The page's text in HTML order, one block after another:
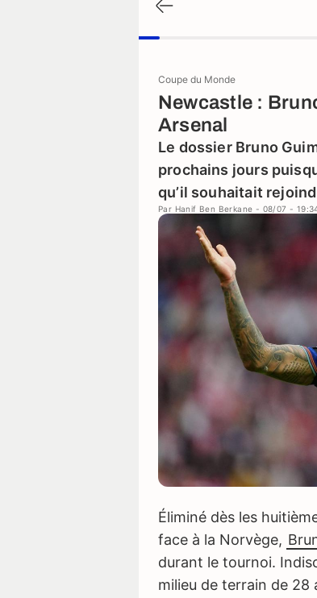
Coupe du Monde
Newcastle :
Arsenal
Le dossier Bruno
prochains jours
qu’il souhaitait
Par Hanif Ben Berkane - 08/07 -
Éliminé dès les
face à la Norvège,
durant le tournoi.
milieu de terrain de 28